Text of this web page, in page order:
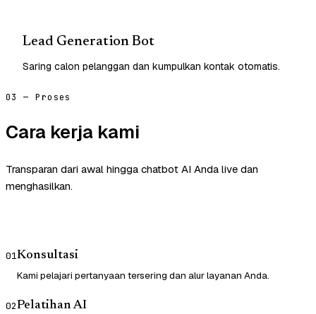
Lead Generation Bot
Saring calon pelanggan dan kumpulkan kontak otomatis.
03 — Proses
Cara kerja kami
Transparan dari awal hingga chatbot AI Anda live dan
menghasilkan.
01Konsultasi
Kami pelajari pertanyaan tersering dan alur layanan Anda.
02Pelatihan AI